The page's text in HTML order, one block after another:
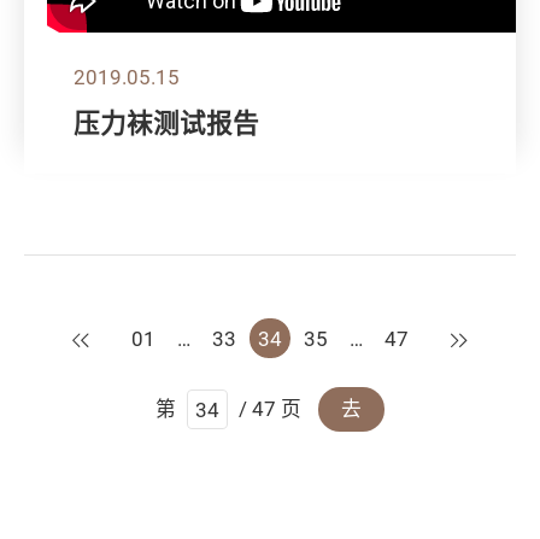
2019.05.15
压力袜测试报告
上一页
01 … 33 34 35 … 47 下一页
第 / 47 页 去